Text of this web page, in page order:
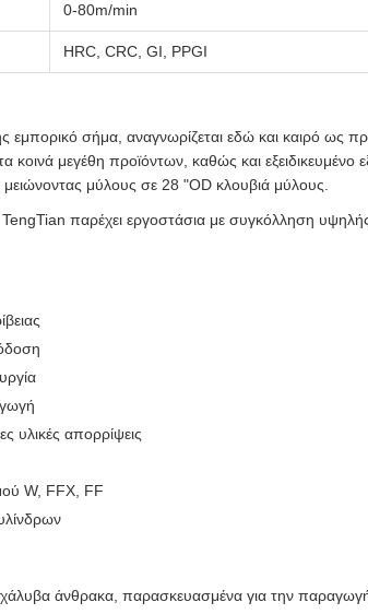
0-80m/min
HRC, CRC, GI, PPGI
σήμα, αναγνωρίζεται εδώ και καιρό ως
κοινά μεγέθη προϊόντων, καθώς και
μύλους σε 28 "OD κλουβιά μύλους.
παρέχει εργοστάσια με συγκόλληση
υλικές απορρίψεις
W, FFX, FF
χάλυβα άνθρακα, παρασκευασμένα για την